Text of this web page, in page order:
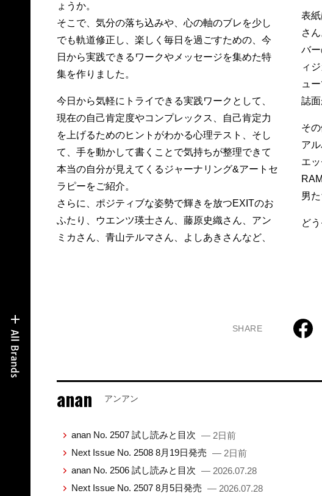
ょうか。
そこで、気分の落ち込みや、心の軸のブレを少し
でも軌道修正し、楽しく毎日を過ごすための、今
日から実践できるワークやメッセージを集めた特
集を作りました。
今日から気軽にトライできる実践ワークとして、
現在の自己肯定度やコンプレックス、自己肯定力
を上げるためのヒントがわかる心理テスト、そし
て、手を動かして書くことで気持ちが整理できて
本当の自分が見えてくるジャーナリング&アートセ
ラピーをご紹介。
さらに、ポジティブな姿勢で輝きを放つEXITのお
ふたり、ウエンツ瑛士さん、藤原史織さん、アン
ミカさん、青山テルマさん、よしあきさんなど、
表
さ
バ
ィ
ュ
誌
そ
ア
エ
男
ど
SHARE
anan アンアン
anan No. 2507 試し読みと目次 — 2日前
Next Issue No. 2508 8月19日発売 — 2日前
anan No. 2506 試し読みと目次 — 2026.07.28
Next Issue No. 2507 8月5日発売 — 2026.07.28